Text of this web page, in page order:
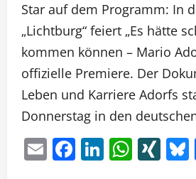
Star auf dem Programm: In
„Lichtburg“ feiert „Es hätte
kommen können – Mario
offizielle Premiere. Der
Leben und Karriere Adorfs
Donnerstag in den
EmailFacebook